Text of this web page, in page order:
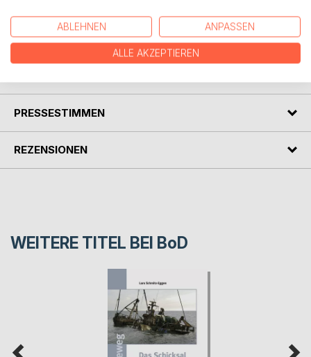
Gustav Kuhr. Eine nahezu unbekannte Facette der
Bremerhavener Werftgeschichte.
PRESSESTIMMEN
REZENSIONEN
WEITERE TITEL BEI BoD
ABLEHNEN ANPASSEN
ALLE AKZEPTIEREN